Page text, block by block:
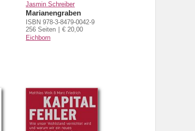
Jasmin Schreiber
Marianengraben
ISBN 978-3-8479-0042-9
256 Seiten
€ 20,00
Eichborn